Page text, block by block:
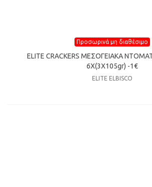
Προσωρινά μη διαθέσιμο
ELITE CRACKERS ΜΕΣΟΓΕΙΑΚΑ
6X(3X105gr) -1€
ELITE ELBISCO